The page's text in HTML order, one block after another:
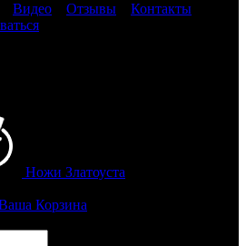
Видео Отзывы
Контакты
Ножи Златоуста
Корзина